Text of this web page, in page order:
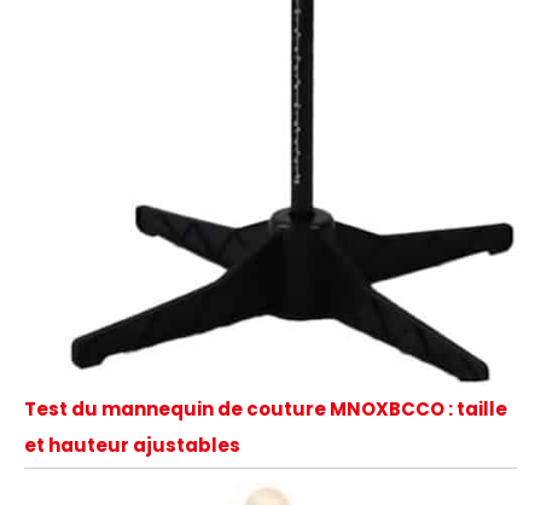
Test du mannequin de couture MNOXBCCO : taille
et hauteur ajustables